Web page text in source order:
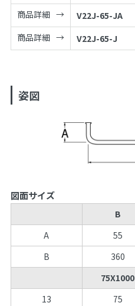
商品詳細
V22J-65-JA
商品詳細
V22J-65-J
姿図
図面サイズ
B
A
55
B
360
75X1000
13
75